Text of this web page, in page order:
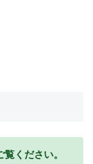
ください。